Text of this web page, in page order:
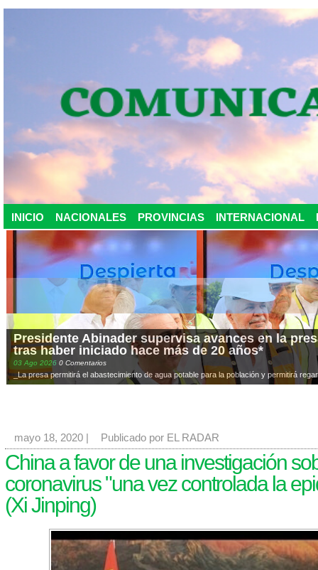
INICIO NACIONALES PROVINCIAS INTERNACIONAL
Presidente Abinader supervisa avances en la
tras haber iniciado hace más de 20 años*
03 Ago 2026 0 Comentarios
_La presa permitirá el abastecimiento de agua potable para la población y permitirá
mayo 18, 2020 Publicado por EL RADAR
China a favor de una investigación
coronavirus "una vez controlada la
(Xi Jinping)